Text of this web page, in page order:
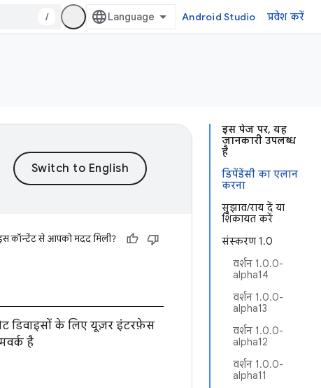
/ Android Studio प्रवेश करें
इस पेज पर, यह
जानकारी उपलब्ध
है
डिपेंडेंसी का एलान
करना
सुझाव/राय दें या
शिकायत करें
संस्करण 1.0
वर्शन 1.0.0-
alpha14
वर्शन 1.0.0-
alpha13
वर्शन 1.0.0-
alpha12
वर्शन 1.0.0-
alpha11
कॉन्टेंट से आपको मदद मिली?
डिवाइसों के लिए यूज़र इंटरफ़ेस
है